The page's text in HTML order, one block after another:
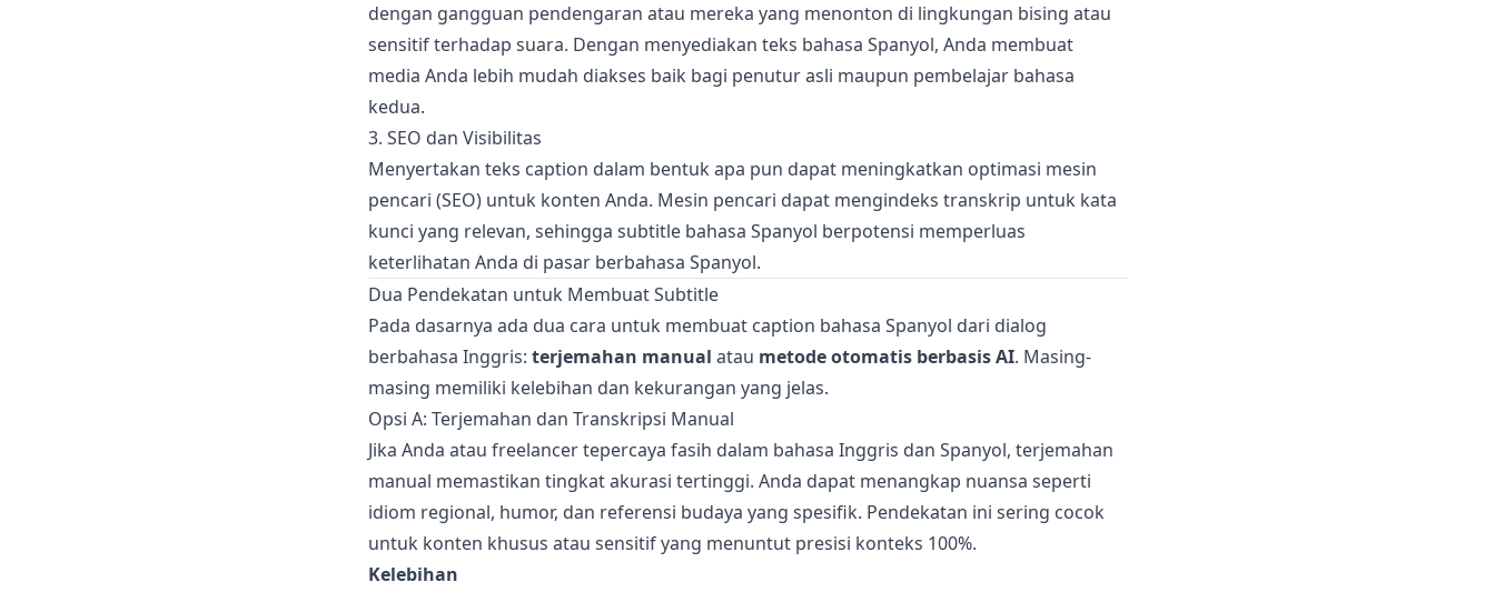
dengan gangguan pendengaran atau mereka yang menonton di lingkungan bising atau
sensitif terhadap suara. Dengan menyediakan teks bahasa Spanyol, Anda membuat
media Anda lebih mudah diakses baik bagi penutur asli maupun pembelajar bahasa
kedua.
3. SEO dan Visibilitas
Menyertakan teks caption dalam bentuk apa pun dapat meningkatkan optimasi mesin
pencari (SEO) untuk konten Anda. Mesin pencari dapat mengindeks transkrip untuk kata
kunci yang relevan, sehingga subtitle bahasa Spanyol berpotensi memperluas
keterlihatan Anda di pasar berbahasa Spanyol.
Dua Pendekatan untuk Membuat Subtitle
Pada dasarnya ada dua cara untuk membuat caption bahasa Spanyol dari dialog
berbahasa Inggris: terjemahan manual atau metode otomatis berbasis AI. Masing-
masing memiliki kelebihan dan kekurangan yang jelas.
Opsi A: Terjemahan dan Transkripsi Manual
Jika Anda atau freelancer tepercaya fasih dalam bahasa Inggris dan Spanyol, terjemahan
manual memastikan tingkat akurasi tertinggi. Anda dapat menangkap nuansa seperti
idiom regional, humor, dan referensi budaya yang spesifik. Pendekatan ini sering cocok
untuk konten khusus atau sensitif yang menuntut presisi konteks 100%.
Kelebihan